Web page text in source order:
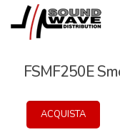
FSMF250E
ACQUISTA